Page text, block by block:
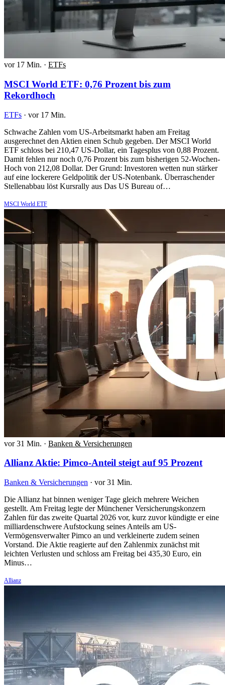
vor 17 Min. · ETFs
MSCI World ETF: 0,76 Prozent bis zum
Rekordhoch
ETFs · vor 17 Min.
Schwache Zahlen vom US-Arbeitsmarkt haben am Freitag
ausgerechnet den Aktien einen Schub gegeben. Der MSCI World
ETF schloss bei 210,47 US-Dollar, ein Tagesplus von 0,88 Prozent.
Damit fehlen nur noch 0,76 Prozent bis zum bisherigen 52-Wochen-
Hoch von 212,08 Dollar. Der Grund: Investoren wetten nun stärker
auf eine lockerere Geldpolitik der US-Notenbank. Überraschender
Stellenabbau löst Kursrally aus Das US Bureau of…
MSCI World ETF
vor 31 Min. · Banken & Versicherungen
Allianz Aktie: Pimco-Anteil steigt auf 95 Prozent
Banken & Versicherungen · vor 31 Min.
Die Allianz hat binnen weniger Tage gleich mehrere Weichen
gestellt. Am Freitag legte der Münchener Versicherungskonzern
Zahlen für das zweite Quartal 2026 vor, kurz zuvor kündigte er eine
milliardenschwere Aufstockung seines Anteils am US-
Vermögensverwalter Pimco an und verkleinerte zudem seinen
Vorstand. Die Aktie reagierte auf den Zahlenmix zunächst mit
leichten Verlusten und schloss am Freitag bei 435,30 Euro, ein
Minus…
Allianz